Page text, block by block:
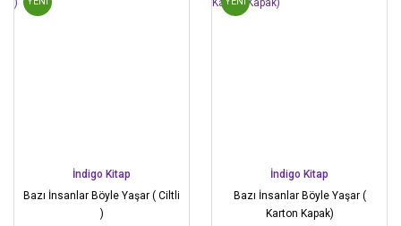
İndigo Kitap
Bazı İnsanlar Böyle Yaşar ( Ciltli
)
İndigo Kitap
Bazı İnsanlar Böyle Yaşar (
Karton Kapak)